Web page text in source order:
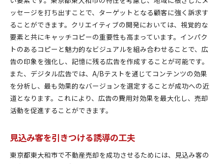
ッセージを打ち出すことで、ターゲットとなる顧客に強く訴求す
ることができます。クリエイティブの開発においては、視覚的な
要素と共にキャッチコピーの重要性も高まっています。インパク
トのあるコピーと魅力的なビジュアルを組み合わせることで、広
告の印象を強化し、記憶に残る広告を作成することが可能です。
また、デジタル広告では、A/Bテストを通じてコンテンツの効果
を分析し、最も効果的なバージョンを選定することが成功への近
道となります。これにより、広告の費用対効果を最大化し、売却
活動を促進することができます。
見込み客を引きつける誘導の工夫
東京都東大和市で不動産売却を成功させるためには、見込み客の